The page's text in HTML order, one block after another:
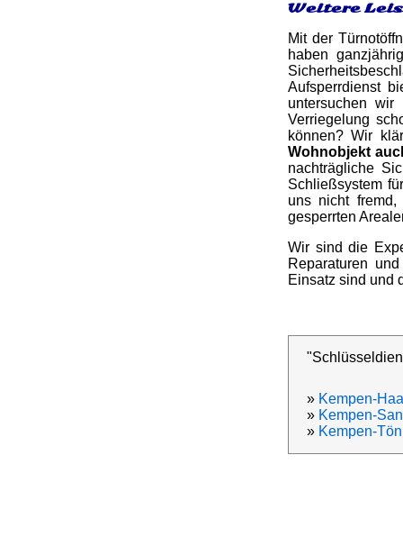
Weitere
Mit der
haben
Aufsperrdienst
untersuchen
Verriegelung
können? Wir
Wohnobjekt
nachträgliche
Schließsystem
uns nicht
gesperrten
Wir sind die
Reparaturen
Einsatz sind und
» Kempen-
» Kempen-
» Kempen-